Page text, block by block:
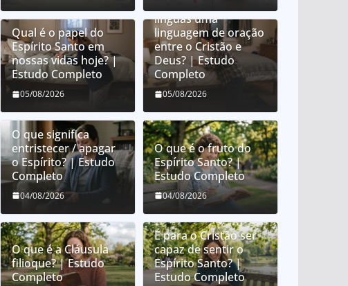
Qual é o papel do
Espírito Santo em
nossas vidas hoje? |
Estudo Completo
05/08/2026
línguas uma
linguagem de oração
entre o Cristão e
Deus? | Estudo
Completo
05/08/2026
O que significa
entristecer / apagar
o Espírito? | Estudo
Completo
04/08/2026
O que é o fruto do
Espírito Santo? |
Estudo Completo
04/08/2026
O que é a Cláusula
filioque? | Estudo
Completo
É para o Cristão ser
capaz de sentir o
Espírito Santo? |
Estudo Completo